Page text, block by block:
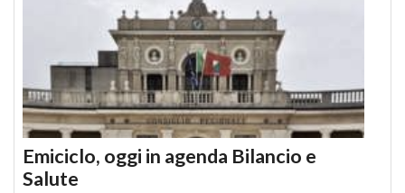
Emiciclo, oggi in agenda Bilancio e
Salute